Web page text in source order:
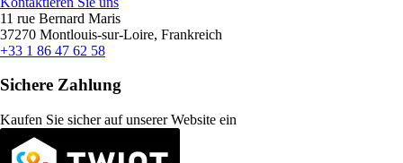
11 rue Bernard Maris
37270 Montlouis-sur-Loire, Frankreich
+33 1 86 47 62 58
Sichere Zahlung
Kaufen Sie sicher auf unserer Website ein